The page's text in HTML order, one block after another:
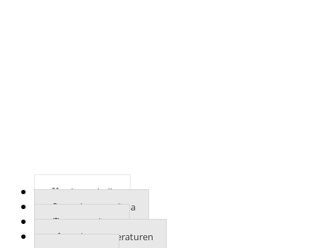
Klimatabelle
Mehr zum Klima
UVB-Indizes
Bodentemperaturen